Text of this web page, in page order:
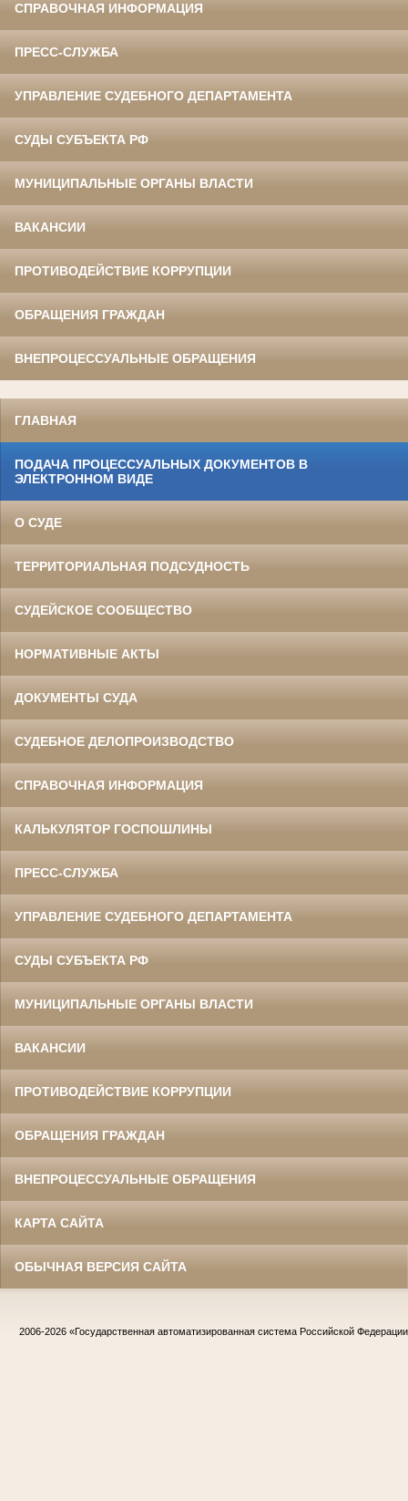
СПРАВОЧНАЯ ИНФОРМАЦИЯ
ПРЕСС-СЛУЖБА
УПРАВЛЕНИЕ СУДЕБНОГО ДЕПАРТАМЕНТА
СУДЫ СУБЪЕКТА РФ
МУНИЦИПАЛЬНЫЕ ОРГАНЫ ВЛАСТИ
ВАКАНСИИ
ПРОТИВОДЕЙСТВИЕ КОРРУПЦИИ
ОБРАЩЕНИЯ ГРАЖДАН
ВНЕПРОЦЕССУАЛЬНЫЕ ОБРАЩЕНИЯ
ГЛАВНАЯ
ПОДАЧА ПРОЦЕССУАЛЬНЫХ ДОКУМЕНТОВ В
ЭЛЕКТРОННОМ ВИДЕ
О СУДЕ
ТЕРРИТОРИАЛЬНАЯ ПОДСУДНОСТЬ
СУДЕЙСКОЕ СООБЩЕСТВО
НОРМАТИВНЫЕ АКТЫ
ДОКУМЕНТЫ СУДА
СУДЕБНОЕ ДЕЛОПРОИЗВОДСТВО
СПРАВОЧНАЯ ИНФОРМАЦИЯ
КАЛЬКУЛЯТОР ГОСПОШЛИНЫ
ПРЕСС-СЛУЖБА
УПРАВЛЕНИЕ СУДЕБНОГО ДЕПАРТАМЕНТА
СУДЫ СУБЪЕКТА РФ
МУНИЦИПАЛЬНЫЕ ОРГАНЫ ВЛАСТИ
ВАКАНСИИ
ПРОТИВОДЕЙСТВИЕ КОРРУПЦИИ
ОБРАЩЕНИЯ ГРАЖДАН
ВНЕПРОЦЕССУАЛЬНЫЕ ОБРАЩЕНИЯ
КАРТА САЙТА
ОБЫЧНАЯ ВЕРСИЯ САЙТА
2006-2026 «Государственная автоматизированная система Российской